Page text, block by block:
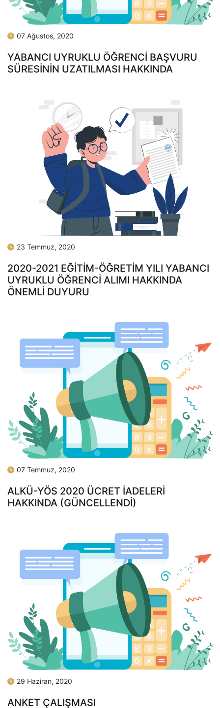
07 Ağustos, 2020
YABANCI UYRUKLU ÖĞRENCI BAŞVURU
SÜRESININ UZATILMASI HAKKINDA
23 Temmuz, 2020
2020-2021 EĞITIM-ÖĞRETIM YILI YABANCI
UYRUKLU ÖĞRENCI ALIMI HAKKINDA
ÖNEMLI DUYURU
07 Temmuz, 2020
ALKÜ-YÖS 2020 ÜCRET İADELERI
HAKKINDA (GÜNCELLENDI)
29 Haziran, 2020
ANKET ÇALIŞMASI